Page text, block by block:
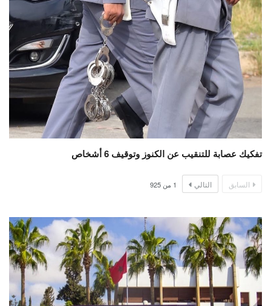
تفكيك عصابة للتنقيب عن الكنوز وتوقيف 6 أشخاص
السابق التالي 1 من 925